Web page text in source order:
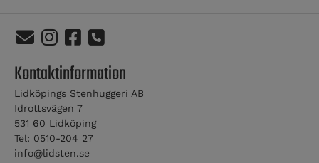
Kontaktinformation
Lidköpings Stenhuggeri AB
Idrottsvägen 7
531 60 Lidköping
Tel: 0510-204 27
info@lidsten.se